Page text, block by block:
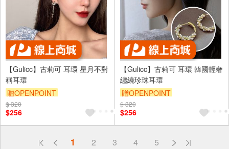
【Gulicc】古莉可 耳環 星月不對
稱耳環
贈OPENPOINT
訂單滿999享9折
$ 320
$256
【Gulicc】古莉可 耳環 韓國輕奢
纏繞珍珠耳環
贈OPENPOINT
訂單滿999享9折
$ 320
$256
1 2 3 4 5
偏遠地區配送